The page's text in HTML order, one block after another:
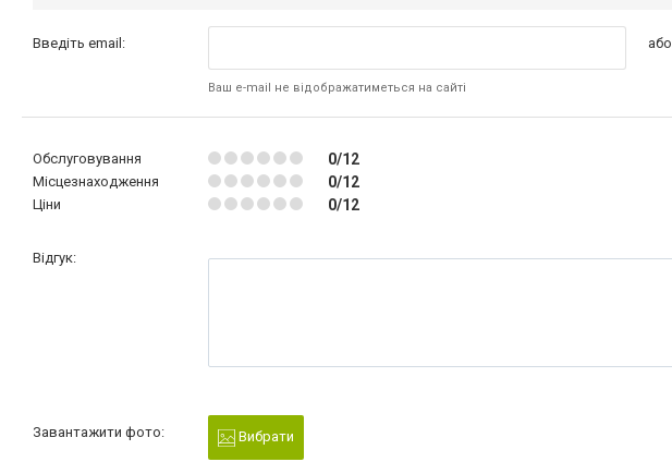
Введіть email:
Ваш e-mail не відображатиметься на сайті
або
Обслуговування 0/12
Місцезнаходження 0/12
Ціни 0/12
Відгук:
Завантажити фото: Вибрати